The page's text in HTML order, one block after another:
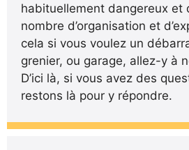
habituellement dangereux et
nombre d’organisation et
cela si vous voulez un
grenier, ou garage, allez-y à
D’ici là, si vous avez des
restons là pour y répondre.